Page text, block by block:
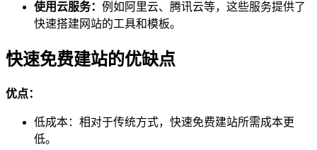
使用云服务： 例如阿里云、腾讯云等，这些服务提供了
快速搭建网站的工具和模板。
快速免费建站的优缺点
优点：
低成本：相对于传统方式，快速免费建站所需成本更
低。